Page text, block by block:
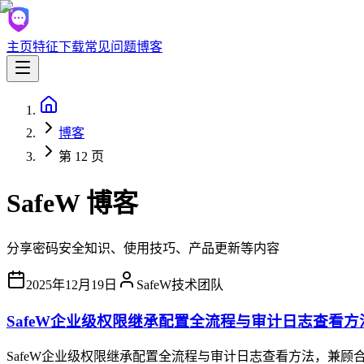
主页特征下载常见问题博客
博客
第 12 页
SafeW 博客
分享密码安全知识、使用技巧、产品更新等内容
2025年12月19日 SafeW技术团队
SafeW企业级权限继承配置全流程与审计日志查看方
SafeW企业级权限继承配置全流程与审计日志查看方法，兼顾